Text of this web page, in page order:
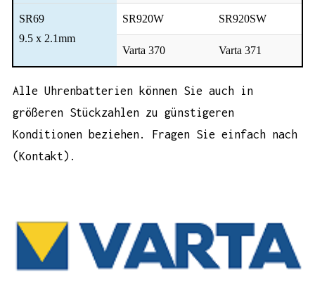
SR69
9.5 x 2.1mm
SR920W SR920SW
Varta 370 Varta 371
Alle Uhrenbatterien können Sie auch in
größeren Stückzahlen zu günstigeren
Konditionen beziehen. Fragen Sie einfach nach
(Kontakt).